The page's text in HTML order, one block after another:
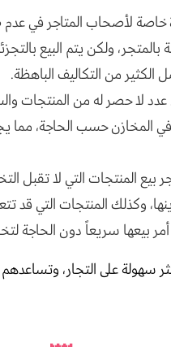
خاصة لأصحاب المتاجر في
ولكن يتم البيع
من التكاليف الباهظة.
لا حصر له من المنتجات
المخازن حسب الحاجة، مما
المنتجات التي لا تقبل
وكذلك المنتجات التي قد
بيعها سريعاً دون الحاجة
سهولة على التجار،